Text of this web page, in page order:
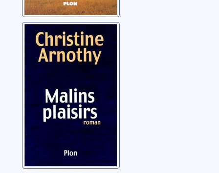
Malins plaisirs
Arnothy, Christine